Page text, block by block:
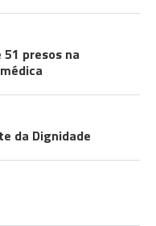
presos na
da Dignidade